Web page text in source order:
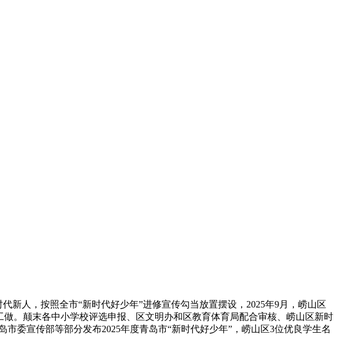
人，按照全市“新时代好少年”进修宣传勾当放置摆设，2025年9月，崂山区
。颠末各中小学校评选申报、区文明办和区教育体育局配合审核、崂山区新时
委宣传部等部分发布2025年度青岛市“新时代好少年”，崂山区3位优良学生名